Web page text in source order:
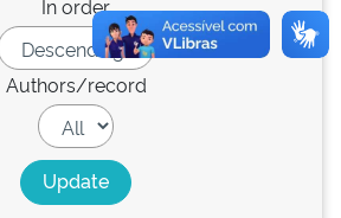
In order
Authors/record